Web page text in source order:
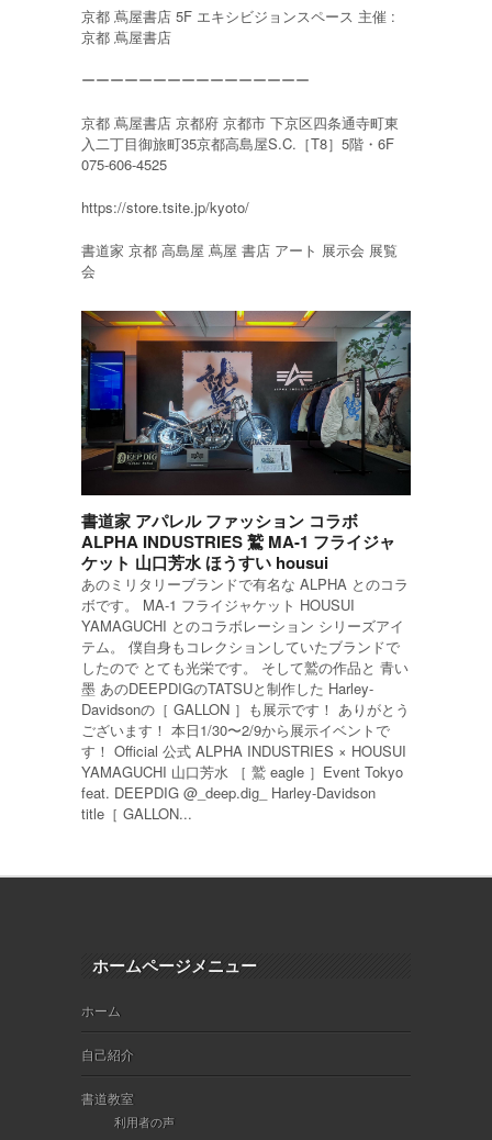
京都 蔦屋書店 5F エキシビジョンスペース 主催 :
京都 蔦屋書店
ーーーーーーーーーーーーーーーー
京都 蔦屋書店 京都府 京都市 下京区四条通寺町東
入二丁目御旅町35京都高島屋S.C.［T8］5階・6F
075-606-4525
https://store.tsite.jp/kyoto/
書道家 京都 高島屋 蔦屋 書店 アート 展示会 展覧
会
書道家 アパレル ファッション コラボ
ALPHA INDUSTRIES 鷲 MA-1 フライジャ
ケット 山口芳水 ほうすい housui
あのミリタリーブランドで有名な ALPHA とのコラ
ボです。 MA-1 フライジャケット HOUSUI
YAMAGUCHI とのコラボレーション シリーズアイ
テム。 僕自身もコレクションしていたブランドで
したので とても光栄です。 そして鷲の作品と 青い
墨 あのDEEPDIGのTATSUと制作した Harley-
Davidsonの［ GALLON ］も展示です！ ありがとう
ございます！ 本日1/30〜2/9から展示イベントで
す！ Official 公式 ALPHA INDUSTRIES × HOUSUI
YAMAGUCHI 山口芳水 ［ 鷲 eagle ］Event Tokyo
feat. DEEPDIG @_deep.dig_ Harley-Davidson
title［ GALLON...
ホームページメニュー
ホーム
自己紹介
書道教室
利用者の声